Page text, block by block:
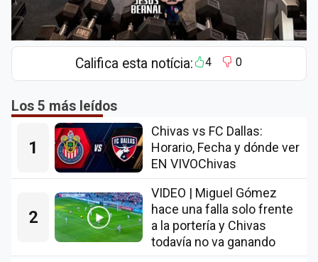
Califica esta notícia: 4 0
Los 5 más leídos
1
Chivas vs FC Dallas:
Horario, Fecha y dónde ver
EN VIVOChivas
2
VIDEO | Miguel Gómez
hace una falla solo frente
a la portería y Chivas
todavía no va ganando